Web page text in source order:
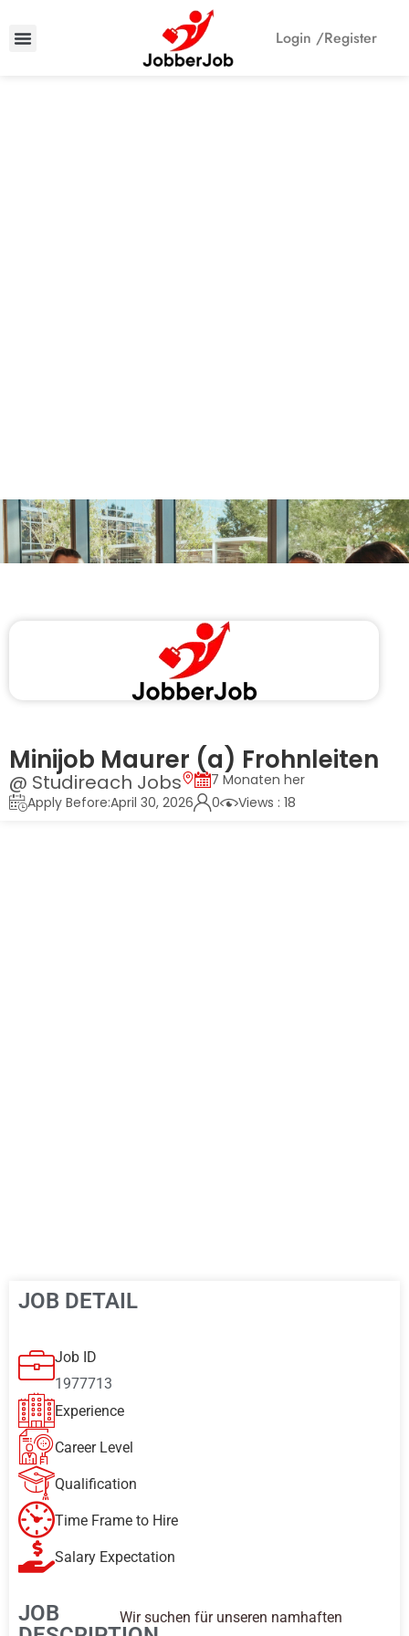
Login /Register
Minijob Maurer (a) Frohnleiten
@ Studireach Jobs
7 Monaten her
Apply Before:April 30, 2026
0 Views : 18
JOB DETAIL
Job ID
1977713
Experience
Career Level
Qualification
Time Frame to Hire
Salary Expectation
JOB
Wir suchen für unseren namhaften